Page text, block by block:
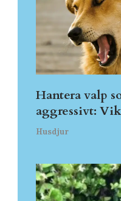
Hantera valp
aggressivt:
Husdjur